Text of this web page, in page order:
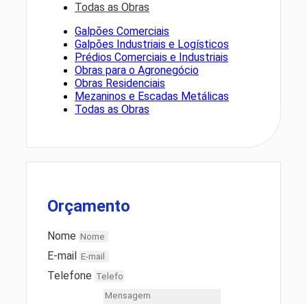
Todas as Obras
Galpões Comerciais
Galpões Industriais e Logísticos
Prédios Comerciais e Industriais
Obras para o Agronegócio
Obras Residenciais
Mezaninos e Escadas Metálicas
Todas as Obras
Orçamento
Nome
E-mail
Telefone